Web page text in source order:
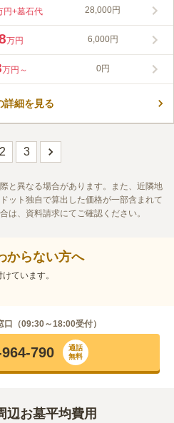
葬・合同墓は、都心にある緑豊かで美
い方でも安心して利用できる「合同
まれて安らかに眠りたいとお考えの方に
麗に整備されており、足元に不安のあ
す。
円+墓石代 28,000円
万円 6,000円
万円～ 0円
詳細を見る
2 3
と異なる場合があります。また、近隣地
ット独自で算出した価格が一部含まれて
は、資料請求にてご確認ください。
からない方へ
ています。
口（09:30～18:00受付）
790
通話
無料
辺お墓平均費用